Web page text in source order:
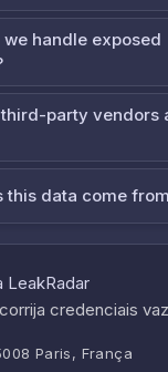
we handle exposed
party vendors
this data come
credenciais
Paris, França